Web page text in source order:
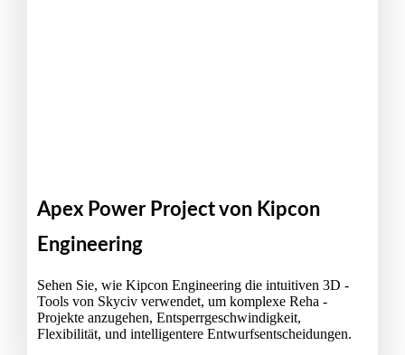
Apex Power Project von Kipcon
Engineering
Sehen Sie, wie Kipcon Engineering die intuitiven 3D -
Tools von Skyciv verwendet, um komplexe Reha -
Projekte anzugehen, Entsperrgeschwindigkeit,
Flexibilität, und intelligentere Entwurfsentscheidungen.